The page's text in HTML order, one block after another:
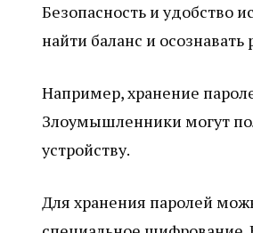
Безопасность и удобство
найти баланс и
Например, хранение
Злоумышленники могут
устройству.
Для хранения паролей